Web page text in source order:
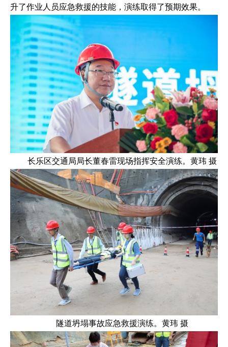
升了作业人员应急救援的技能，演练取得了预期效果。
长乐区交通局局长董春雷现场指挥安全演练。黄玮 摄
隧道坍塌事故应急救援演练。黄玮 摄